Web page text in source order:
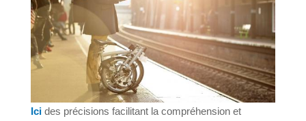
Icides précisions facilitant la compréhension et